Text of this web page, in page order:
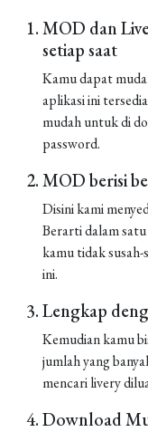
MOD dan
setiap saat
Kamu dapat
aplikasi ini
mudah untuk di
password.
MOD berisi
Disini kami
Berarti dalam
kamu tidak
ini.
Lengkap
Kemudian kamu
jumlah yang
mencari livery
Download